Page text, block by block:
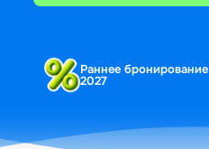
Раннее бронирование
2027